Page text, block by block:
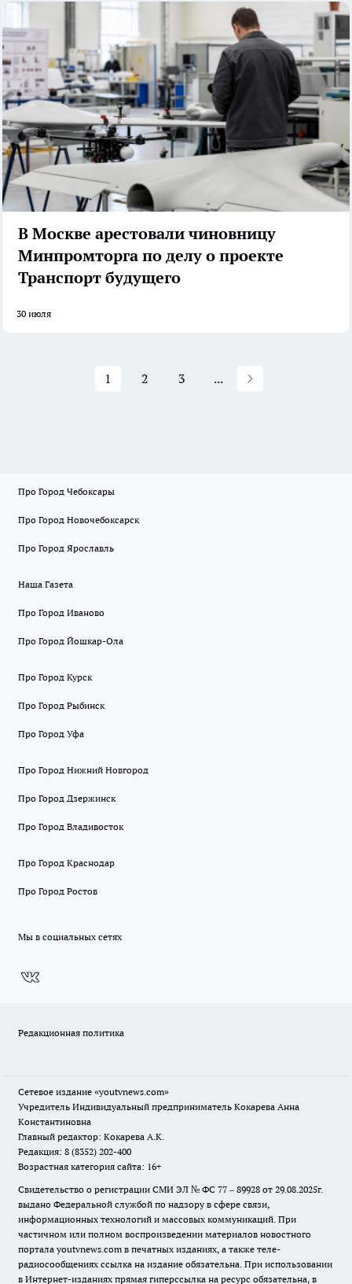
В Москве арестовали чиновницу
Минпромторга по делу о проекте
Транспорт будущего
30 июля
1 2 3 ...
Про Город Чебоксары
Про Город Новочебоксарск
Про Город Ярославль
Наша Газета
Про Город Иваново
Про Город Йошкар-Ола
Про Город Курск
Про Город Рыбинск
Про Город Уфа
Про Город Нижний Новгород
Про Город Дзержинск
Про Город Владивосток
Про Город Краснодар
Про Город Ростов
Мы в социальных сетях
Редакционная политика
Сетевое издание «youtvnews.com»
Учредитель Индивидуальный предприниматель Кокарева Анна
Константиновна
Главный редактор: Кокарева А.К.
Редакция: 8 (8352) 202-400
Возрастная категория сайта: 16+
Свидетельство о регистрации СМИ ЭЛ № ФС 77 – 89928 от 29.08.2025г.
выдано Федеральной службой по надзору в сфере связи,
информационных технологий и массовых коммуникаций. При
частичном или полном воспроизведении материалов новостного
портала youtvnews.com в печатных изданиях, а также теле-
радиосообщениях ссылка на издание обязательна. При использовании
в Интернет-изданиях прямая гиперссылка на ресурс обязательна, в